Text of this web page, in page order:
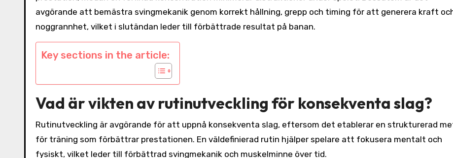
avgörande att bemästra svingmekanik genom korrekt hållning, grepp och timing för att generera kraft
noggrannhet, vilket i slutändan leder till förbättrade resultat på banan.
Key sections in the article:
Vad är vikten av rutinutveckling för konsekventa slag?
Rutinutveckling är avgörande för att uppnå konsekventa slag, eftersom det etablerar en strukturerad
för träning som förbättrar prestationen. En väldefinierad rutin hjälper spelare att fokusera mentalt och
fysiskt, vilket leder till förbättrad svingmekanik och muskelminne över tid.